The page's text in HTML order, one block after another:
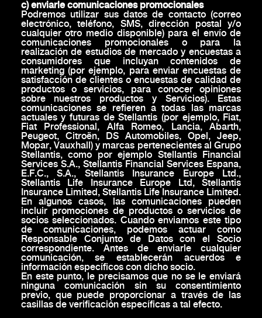
c) enviarle comunicaciones promocionales
Podremos utilizar sus datos de contacto (correo
electrónico, teléfono, SMS, dirección postal y/o
cualquier otro medio disponible) para el envío de
comunicaciones promocionales o para la
realización de estudios de mercado y encuestas a
consumidores que incluyan contenidos de
marketing (por ejemplo, para enviar encuestas de
satisfacción de clientes o encuestas de calidad de
productos o servicios, para conocer opiniones
sobre nuestros productos y Servicios). Estas
comunicaciones se refieren a todas las marcas
actuales y futuras de Stellantis (por ejemplo, Fiat,
Fiat Professional, Alfa Romeo, Lancia, Abarth,
Peugeot, Citroën, DS Automobiles, Opel, Jeep,
Mopar, Vauxhall) y marcas pertenecientes al Grupo
Stellantis, como por ejemplo Stellantis Financial
Services S.A., Stellantis Financial Services Espana,
E.F.C., S.A., Stellantis Insurance Europe Ltd.,
Stellantis Life Insurance Europe Ltd, Stellantis
Insurance Limited, Stellantis Life Insurance Limited.
En algunos casos, las comunicaciones pueden
incluir promociones de productos o servicios de
socios seleccionados. Cuando enviamos este tipo
de comunicaciones, podemos actuar como
Responsable Conjunto de Datos con el Socio
correspondiente. Antes de enviarle cualquier
comunicación, se establecerán acuerdos e
información específicos con dicho socio.
En este punto, le precisamos que no se le enviará
ninguna comunicación sin su consentimiento
previo, que puede proporcionar a través de las
casillas de verificación específicas a tal efecto.